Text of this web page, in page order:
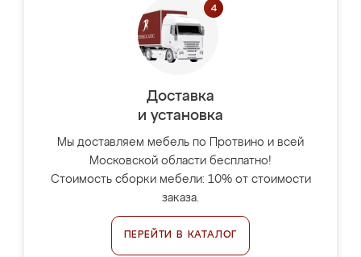
Доставка
и установка
Мы доставляем мебель по Протвино и всей
Московской области бесплатно!
Стоимость сборки мебели: 10% от стоимости
заказа.
ПЕРЕЙТИ В КАТАЛОГ